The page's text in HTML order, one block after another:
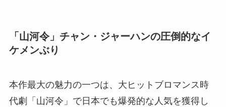
「山河令」チャン・ジャーハンの圧倒的なイ
ケメンぶり
本作最大の魅力の一つは、大ヒットブロマンス時
代劇「山河令」で日本でも爆発的な人気を獲得し